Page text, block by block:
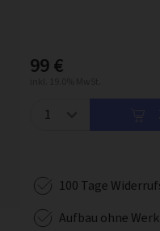
99 €
100 Tage
Aufbau ohne